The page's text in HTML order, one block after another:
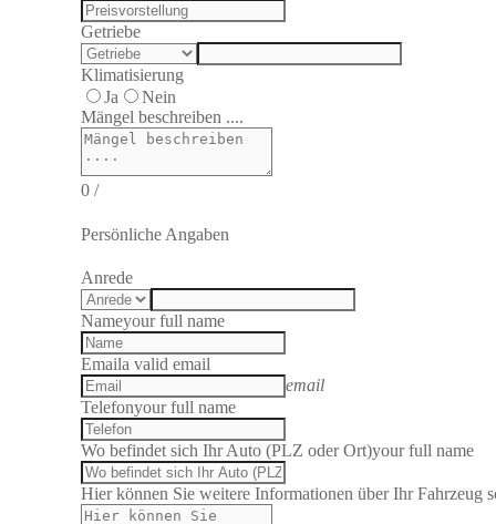
Getriebe
Klimatisierung
Ja
Nein
Mängel beschreiben ....
0/
Persönliche Angaben
Anrede
Nameyour full name
Emaila valid email
email
Telefonyour full name
Wo befindet sich Ihr Auto (PLZ oder Ort)your full name
Hier können Sie weitere Informationen über Ihr Fahrzeug